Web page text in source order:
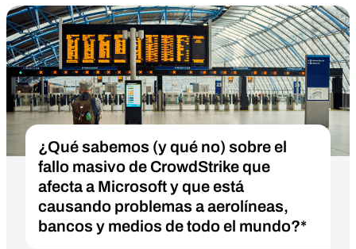
¿Qué sabemos (y qué no) sobre el
fallo masivo de CrowdStrike que
afecta a Microsoft y que está
causando problemas a aerolíneas,
bancos y medios de todo el mundo?*